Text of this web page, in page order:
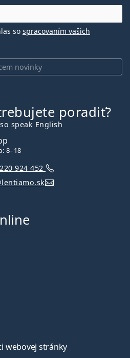
novinky
so spracovaním vašich
poradiť?
speak English
8–18
924 452
webovej stránky